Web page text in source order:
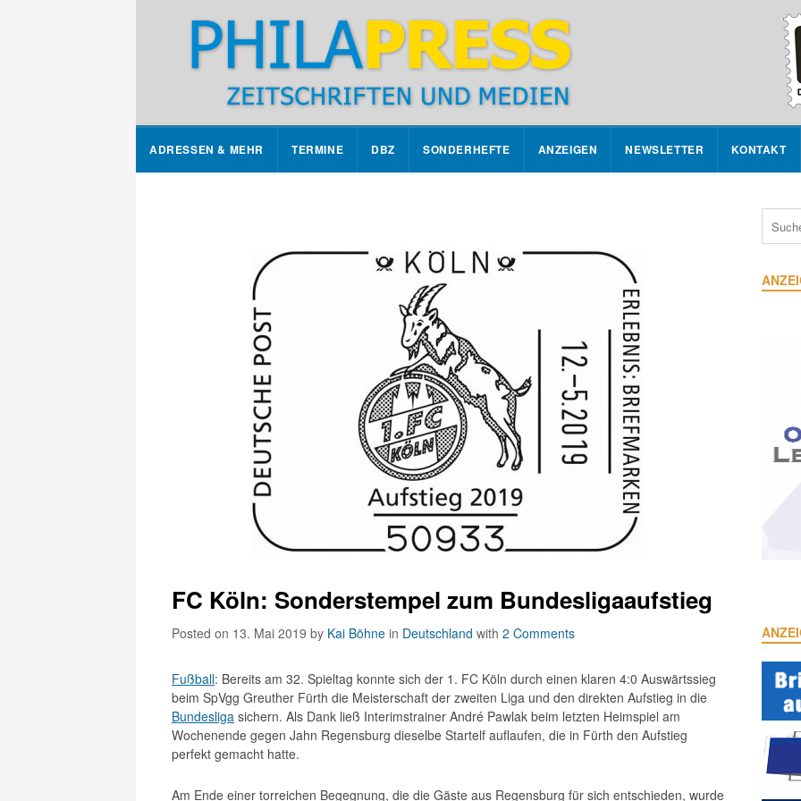
ADRESSEN & MEHR TERMINE DBZ SONDERHEFTE ANZEIGEN NEWSLETTER KONTAKT
FC Köln: Sonderstempel zum Bundesligaaufstieg
Posted on 13. Mai 2019 by Kai Böhne in Deutschland with 2 Comments
Fußball: Bereits am 32. Spieltag konnte sich der 1. FC Köln durch einen klaren 4:0 Auswärtssieg
beim SpVgg Greuther Fürth die Meisterschaft der zweiten Liga und den direkten Aufstieg in die
Bundesliga sichern. Als Dank ließ Interimstrainer André Pawlak beim letzten Heimspiel am
Wochenende gegen Jahn Regensburg dieselbe Startelf auflaufen, die in Fürth den Aufstieg
perfekt gemacht hatte.
Am Ende einer torreichen Begegnung, die die Gäste aus Regensburg für sich entschieden, wurde